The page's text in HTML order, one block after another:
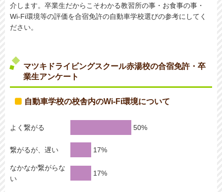
介します。卒業生だからこそわかる教習所の事・お食事の事・
Wi-Fi環境等の評価を合宿免許の自動車学校選びの参考にしてく
ださい。
マツキドライビングスクール赤湯校の合宿免許・卒
業生アンケート
自動車学校の校舎内のWi-Fi環境について
よく繋がる
繋がるが、遅い
なかなか繋がらな
い